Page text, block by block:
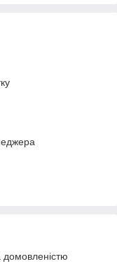
домовленістю